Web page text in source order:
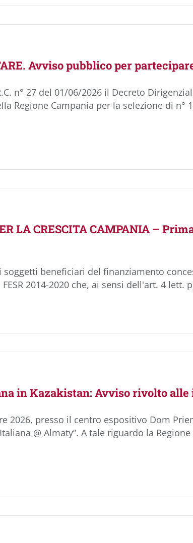
Avviso pubblico per partecipare
n° 27 del 01/06/2026 il Decreto
Regione Campania per la selezione di n°
LA CRESCITA CAMPANIA –
soggetti beneficiari del finanziamento
FESR 2014-2020 che, ai sensi dell'art. 4
in Kazakistan: Avviso rivolto alle
2026, presso il centro espositivo Dom
@ Almaty”. A tale riguardo la